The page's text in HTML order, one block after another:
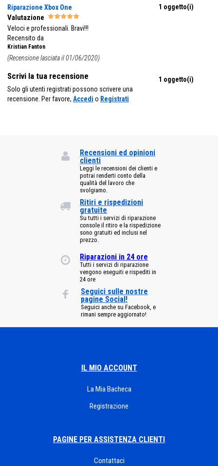
1 oggetto(i)
Riparazione Xbox One
Valutazione
Veloci e professionali. Bravi!!!
Recensito da
Kristian Fanton
(Recensione lasciata il 01/06/2020)
1 oggetto(i)
Scrivi la tua recensione
Solo gli utenti registrati possono scrivere una
recensione. Per favore, Accedi o Registrati
Recensioni ed opinioni
clienti
Leggi le recensioni dei clienti e
potrai renderti conto della
qualità del lavoro che
svolgiamo.
Ritiri e rispedizioni
gratuite
Su tutti i servizi di riparazione
console il ritiro e la rispedizione
sono gratuiti ed inclusi nel
prezzo.
Riparazioni in 24 ore
Tutti i servizi di riparazione
vengono eseguiti e rispediti in
24 ore
Seguici sulle nostre
pagine Social!
Seguici anche su Facebook, e
rimani sempre aggiornato!
IL MIO ACCOUNT
La Mia Bacheca
Registrazione
PAGINE PER ASSISTENZA CLIENTI
Contattaci